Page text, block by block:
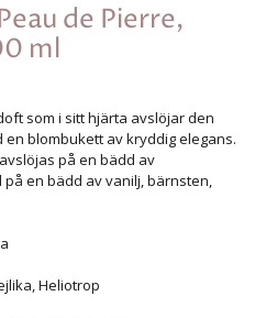
de Pierre,
ml
som i sitt hjärta avslöjar den
blombukett av kryddig elegans.
på en bädd av
en bädd av vanilj, bärnsten,
Heliotrop